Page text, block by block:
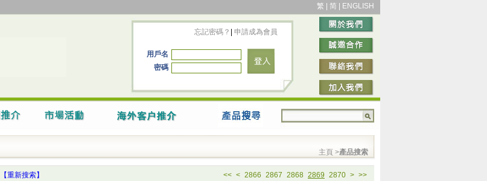
繁 简 ENGLISH
忘記密碼？ 申請成為會員
用戶名
密碼
主頁 >產品搜索
【重新搜索】 << < 2866 2867 2868 2869 2870 > >>